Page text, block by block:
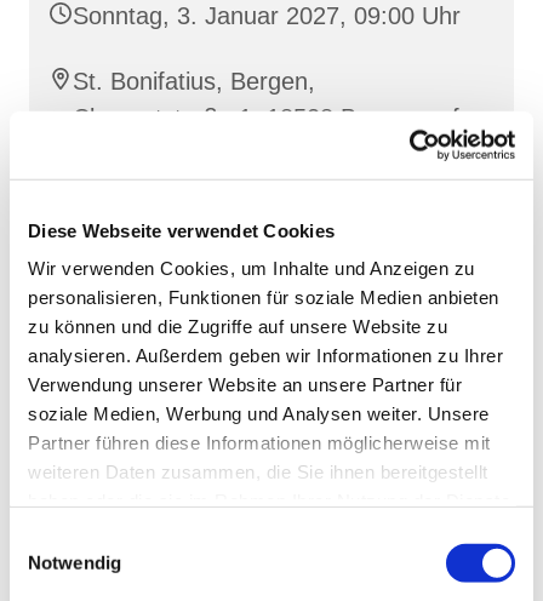
Diese Webseite verwendet Cookies
Wir verwenden Cookies, um Inhalte und Anzeigen zu
personalisieren, Funktionen für soziale Medien anbieten
zu können und die Zugriffe auf unsere Website zu
analysieren. Außerdem geben wir Informationen zu Ihrer
Verwendung unserer Website an unsere Partner für
soziale Medien, Werbung und Analysen weiter. Unsere
Partner führen diese Informationen möglicherweise mit
weiteren Daten zusammen, die Sie ihnen bereitgestellt
Notwendig
Sonntag, 3. Januar 2027, 09:00 Uhr
St. Bonifatius, Bergen,
Clementstraße 1, 18528 Bergen auf